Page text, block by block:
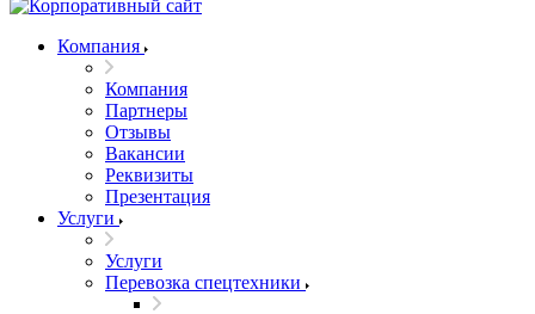
Компания
Компания
Партнеры
Отзывы
Вакансии
Реквизиты
Презентация
Услуги
Услуги
Перевозка спецтехники